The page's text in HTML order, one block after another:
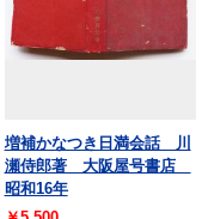
増補かなつき日満会話 川
瀬侍郎著 大阪屋号書店
昭和16年